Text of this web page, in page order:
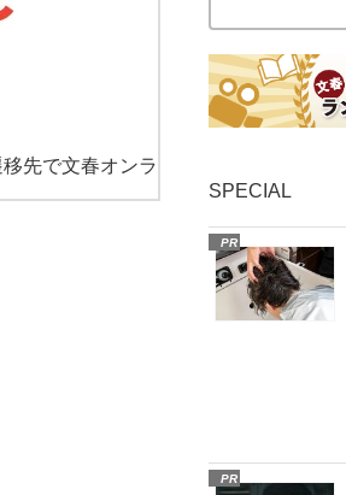
移先で文春オンラ
SPECIAL
PR
PR